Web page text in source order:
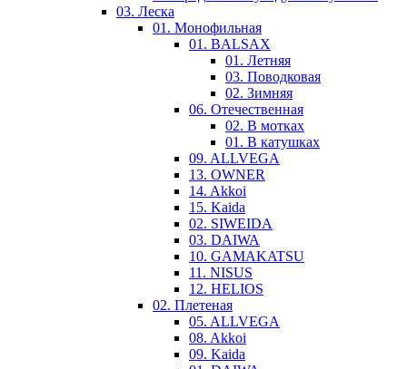
03. Леска
01. Монофильная
01. BALSAX
01. Летняя
03. Поводковая
02. Зимняя
06. Отечественная
02. В мотках
01. В катушках
09. ALLVEGA
13. OWNER
14. Akkoi
15. Kaida
02. SIWEIDA
03. DAIWA
10. GAMAKATSU
11. NISUS
12. HELIOS
02. Плетеная
05. ALLVEGA
08. Akkoi
09. Kaida